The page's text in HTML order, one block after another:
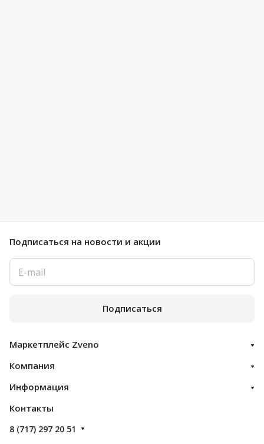
Подписаться на новости и акции
Подписаться
Маркетплейс Zveno
Компания
Информация
Контакты
8 (717) 297 20 51